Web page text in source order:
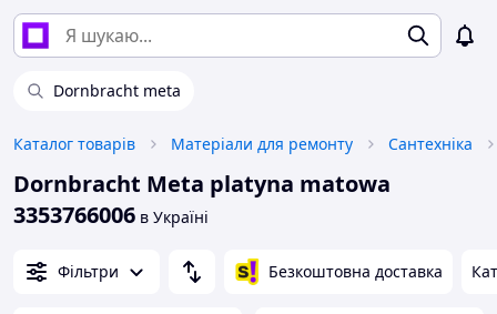
Dornbracht meta
Каталог товарів Матеріали для ремонту Сантехніка
Dornbracht Meta platyna matowa
3353766006 в Україні
Фільтри Безкоштовна доставка